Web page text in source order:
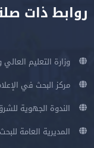
روابط ذات
وزارة التعليم
مركز البحث في
الندوة الجهوية
المديرية العامة